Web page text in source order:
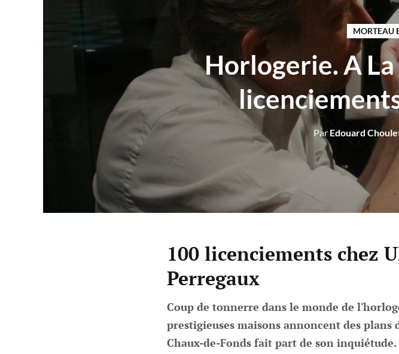
MORTEAU
Horlogerie. A
Par Edouard
100 licenciements chez
Perregaux
Coup de tonnerre dans le monde de
prestigieuses maisons annoncent des plans
Chaux-de-Fonds fait part de son inquiétude.